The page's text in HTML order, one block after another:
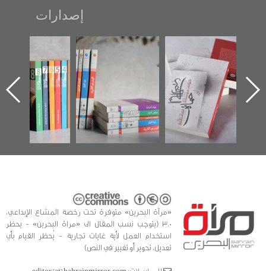
إصدارات
"حماة الباب الأخير":
الإصدار الأول عن
اعتصام الدراز
وأحداث ساحة
الفداء لمركز أوال
للدراسات والتوثيق
تصنيف موضوعي
للوثائق البريطانية
يقدمه «مركز أوال»
كتب
تصدر حصاد
الساحات 2019
«مرآة البحرين» متوفرة تحت رخصة المشاع الإبداعي،
3.0 (يتوجب نسب المقال الى «مراة البحرين» - يحظر
استخدام العمل لأية غايات تجارية - يُحظر القيام بأي
تعديل، تحوير أو تغيير في النص)